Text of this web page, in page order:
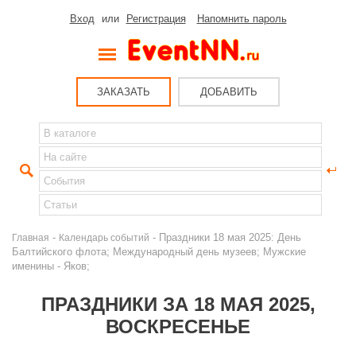
Вход или Регистрация Напомнить пароль
ЗАКАЗАТЬ ДОБАВИТЬ
Главная - Календарь событий - Праздники 18 мая 2025: День
Балтийского флота; Международный день музеев; Мужские
именины - Яков;
ПРАЗДНИКИ ЗА 18 МАЯ 2025,
ВОСКРЕСЕНЬЕ